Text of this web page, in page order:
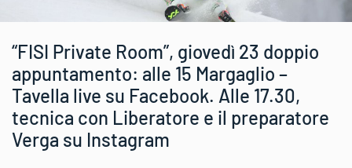
“FISI Private Room”, giovedì 23 doppio
appuntamento: alle 15 Margaglio –
Tavella live su Facebook. Alle 17.30,
tecnica con Liberatore e il preparatore
Verga su Instagram